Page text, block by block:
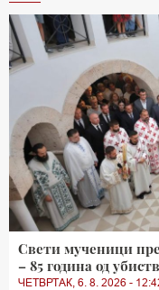
Свети мученици
– 85 година од
ЧЕТВРТАК, 6. 8. 2026 -